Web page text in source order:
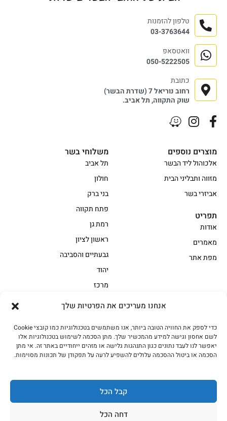
אנחנו מעריכים את הפרטיות שלך
כדי לספק את החוויה הטובה ביותר, אנו משתמשים בטכנולוגיות כמו קובצי Cookie
לשם אחסון וגישה למידע מהמכשיר שלך. מתן הסכמה לשימוש בטכנולוגיות אלו
יאפשר לנו לעבד נתונים כגון התנהגות גלישה או מזהים ייחודיים באתר זה. אי מתן
הסכמה או ביטול ההסכמה עלולים להשפיע לרעה על תפקודן של תכונות מסוימות.
קבל הכל
דחה הכל
אווז
בשר בקר משובח
בשר בקר עגלה משובח
בשר למעשנת
הודו
חלקים אחוריים
מיוחדי מסורת1
נתחי פנים
עוף
משלוחי בשר
תל אביב
חולון
בני ברק
פתח תקווה
רמת גן
ראשון לציון
גבעתיים והסביבה
יהוד
מרכז
מוצרים נוספים
אלכוהול ליד הבשר
מזווה ותבליני הבית
אביזרי בשר
תפריט
אודות
מאמרים
מפת אתר
טלפון להזמנות
03-3763644
וואטסאפ
050-5222505
כתובת
רחוב נוריאל 7 (שדרת הבשר)
שוק התקווה, תל אביב.